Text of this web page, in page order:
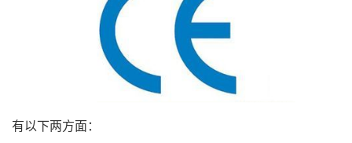
有以下两方面：